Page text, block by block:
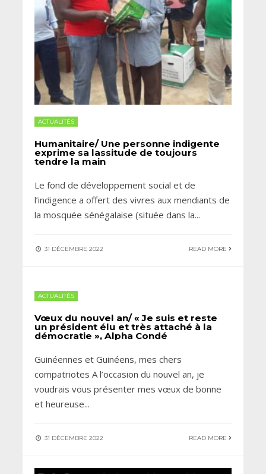
ACTUALITÉS
Humanitaire/ Une personne indigente
exprime sa lassitude de toujours
tendre la main
Le fond de développement social et de
l’indigence a offert des vivres aux mendiants de
la mosquée sénégalaise (située dans la...
31 DÉCEMBRE 2022 READ MORE
ACTUALITÉS
Vœux du nouvel an/ « Je suis et reste
un président élu et très attaché à la
démocratie », Alpha Condé
Guinéennes et Guinéens, mes chers
compatriotes A l’occasion du nouvel an, je
voudrais vous présenter mes vœux de bonne
et heureuse...
31 DÉCEMBRE 2022 READ MORE